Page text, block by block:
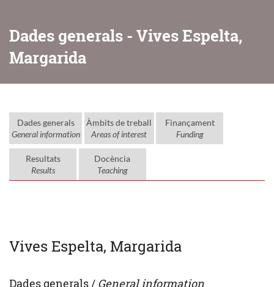
Dades generals - Vives Espelta,
Margarida
Dades generals
General information
Àmbits de treball
Areas of interest
Finançament
Funding
Resultats
Results
Docència
Teaching
Vives Espelta, Margarida
Dades generals / General information